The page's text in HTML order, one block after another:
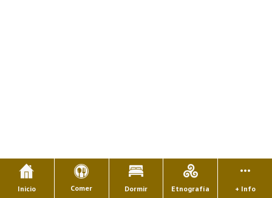
Inicio Comer Dormir Etnografía + Info